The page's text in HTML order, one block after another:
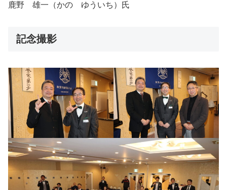
鹿野 雄一（かの ゆういち）氏
記念撮影